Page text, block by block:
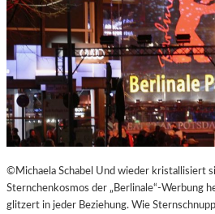
©Michaela Schabel Und wieder kristallisiert
Sternchenkosmos der „Berlinale“-Werbung
glitzert in jeder Beziehung. Wie